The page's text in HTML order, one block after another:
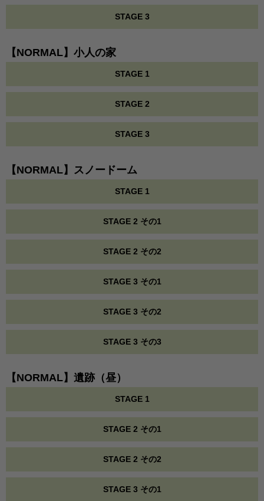
STAGE 3
【NORMAL】小人の家
STAGE 1
STAGE 2
STAGE 3
【NORMAL】スノードーム
STAGE 1
STAGE 2 その1
STAGE 2 その2
STAGE 3 その1
STAGE 3 その2
STAGE 3 その3
【NORMAL】遺跡（昼）
STAGE 1
STAGE 2 その1
STAGE 2 その2
STAGE 3 その1